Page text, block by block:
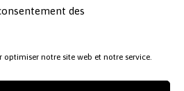
des
optimiser notre site web et notre service.